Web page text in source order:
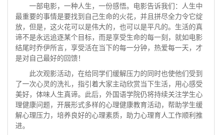
一部电影，一种人生，一份感悟。电影告诉我们：人生中
最重要的事情是要找到自己生命的火花，并且拼尽全力令它绽
放，但是，这火花可以是伟大的，也可以是平凡的。生活的真
谛不是永远追逐某个目标，而是享受生命的每一刻，就如电影
结尾时乔伊所言，享受活在当下的每一分钟，热爱每一天，才
是对自己最好的回馈！
此次观影活动，在给同学们缓解压力的同时也使他们受到
了一次心灵的洗礼，指引着大家主动欣赏当下生活，用心感受
美好，体味人生真谛。此后，外国语学院仍将持续关注学生心
理健康问题，开展形式多样的心理健康教育活动，帮助学生缓
解心理压力，培养良好的心理素质，助力心理育人工作顺利推
进。